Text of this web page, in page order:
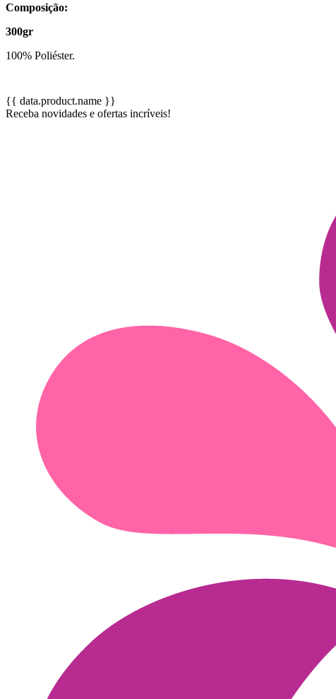
Composição:
300gr
100% Poliéster.
{{ data.product.name }}
Receba novidades e ofertas incríveis!